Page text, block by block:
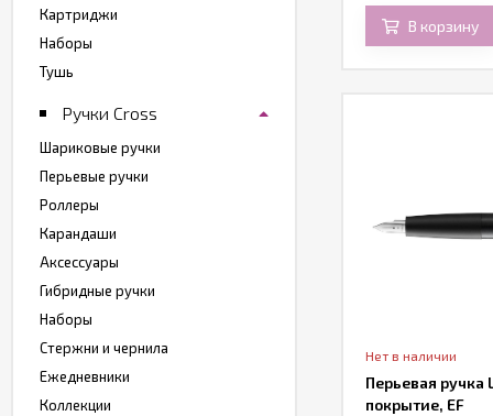
В корзину
Нет в наличии
Перьевая ручка
покрытие, EF
Картриджи
Наборы
Тушь
Ручки Cross
Шариковые ручки
Перьевые ручки
Роллеры
Карандаши
Аксессуары
Гибридные ручки
Наборы
Стержни и чернила
Ежедневники
Коллекции